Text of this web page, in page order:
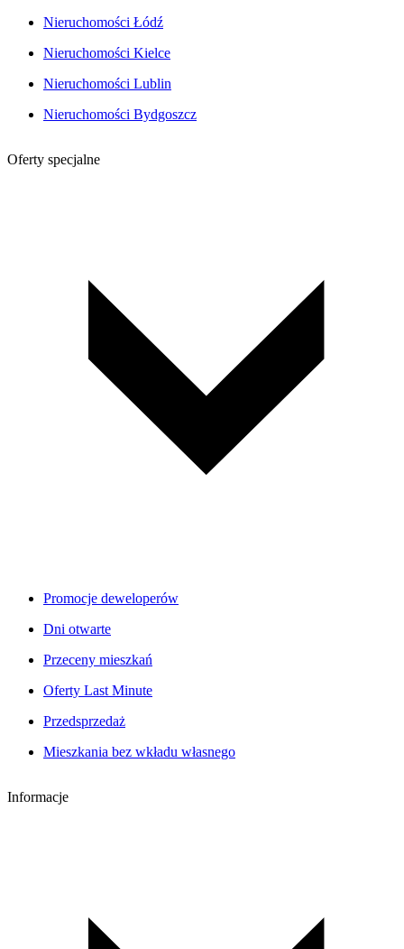
Nieruchomości Łódź
Nieruchomości Kielce
Nieruchomości Lublin
Nieruchomości Bydgoszcz
Oferty specjalne
Promocje deweloperów
Dni otwarte
Przeceny mieszkań
Oferty Last Minute
Przedsprzedaż
Mieszkania bez wkładu własnego
Informacje